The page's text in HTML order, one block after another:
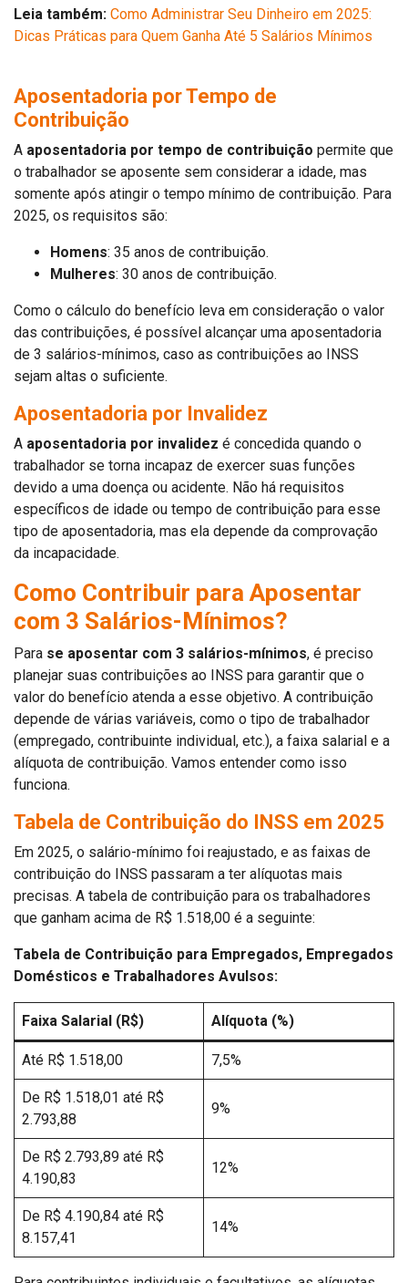
Leia também: Como Administrar Seu Dinheiro em 2025:
Dicas Práticas para Quem Ganha Até 5 Salários Mínimos
Aposentadoria por Tempo de
Contribuição
A aposentadoria por tempo de contribuição permite que
o trabalhador se aposente sem considerar a idade, mas
somente após atingir o tempo mínimo de contribuição. Para
2025, os requisitos são:
Homens: 35 anos de contribuição.
Mulheres: 30 anos de contribuição.
Como o cálculo do benefício leva em consideração o valor
das contribuições, é possível alcançar uma aposentadoria
de 3 salários-mínimos, caso as contribuições ao INSS
sejam altas o suficiente.
Aposentadoria por Invalidez
A aposentadoria por invalidez é concedida quando o
trabalhador se torna incapaz de exercer suas funções
devido a uma doença ou acidente. Não há requisitos
específicos de idade ou tempo de contribuição para esse
tipo de aposentadoria, mas ela depende da comprovação
da incapacidade.
Como Contribuir para Aposentar
com 3 Salários-Mínimos?
Para se aposentar com 3 salários-mínimos, é preciso
planejar suas contribuições ao INSS para garantir que o
valor do benefício atenda a esse objetivo. A contribuição
depende de várias variáveis, como o tipo de trabalhador
(empregado, contribuinte individual, etc.), a faixa salarial e a
alíquota de contribuição. Vamos entender como isso
funciona.
Tabela de Contribuição do INSS em 2025
Em 2025, o salário-mínimo foi reajustado, e as faixas de
contribuição do INSS passaram a ter alíquotas mais
precisas. A tabela de contribuição para os trabalhadores
que ganham acima de R$ 1.518,00 é a seguinte:
Tabela de Contribuição para Empregados, Empregados
Domésticos e Trabalhadores Avulsos:
Faixa Salarial (R$) Alíquota (%)
Até R$ 1.518,00 7,5%
De R$ 1.518,01 até R$
2.793,88
9%
De R$ 2.793,89 até R$
4.190,83
12%
De R$ 4.190,84 até R$
8.157,41
14%